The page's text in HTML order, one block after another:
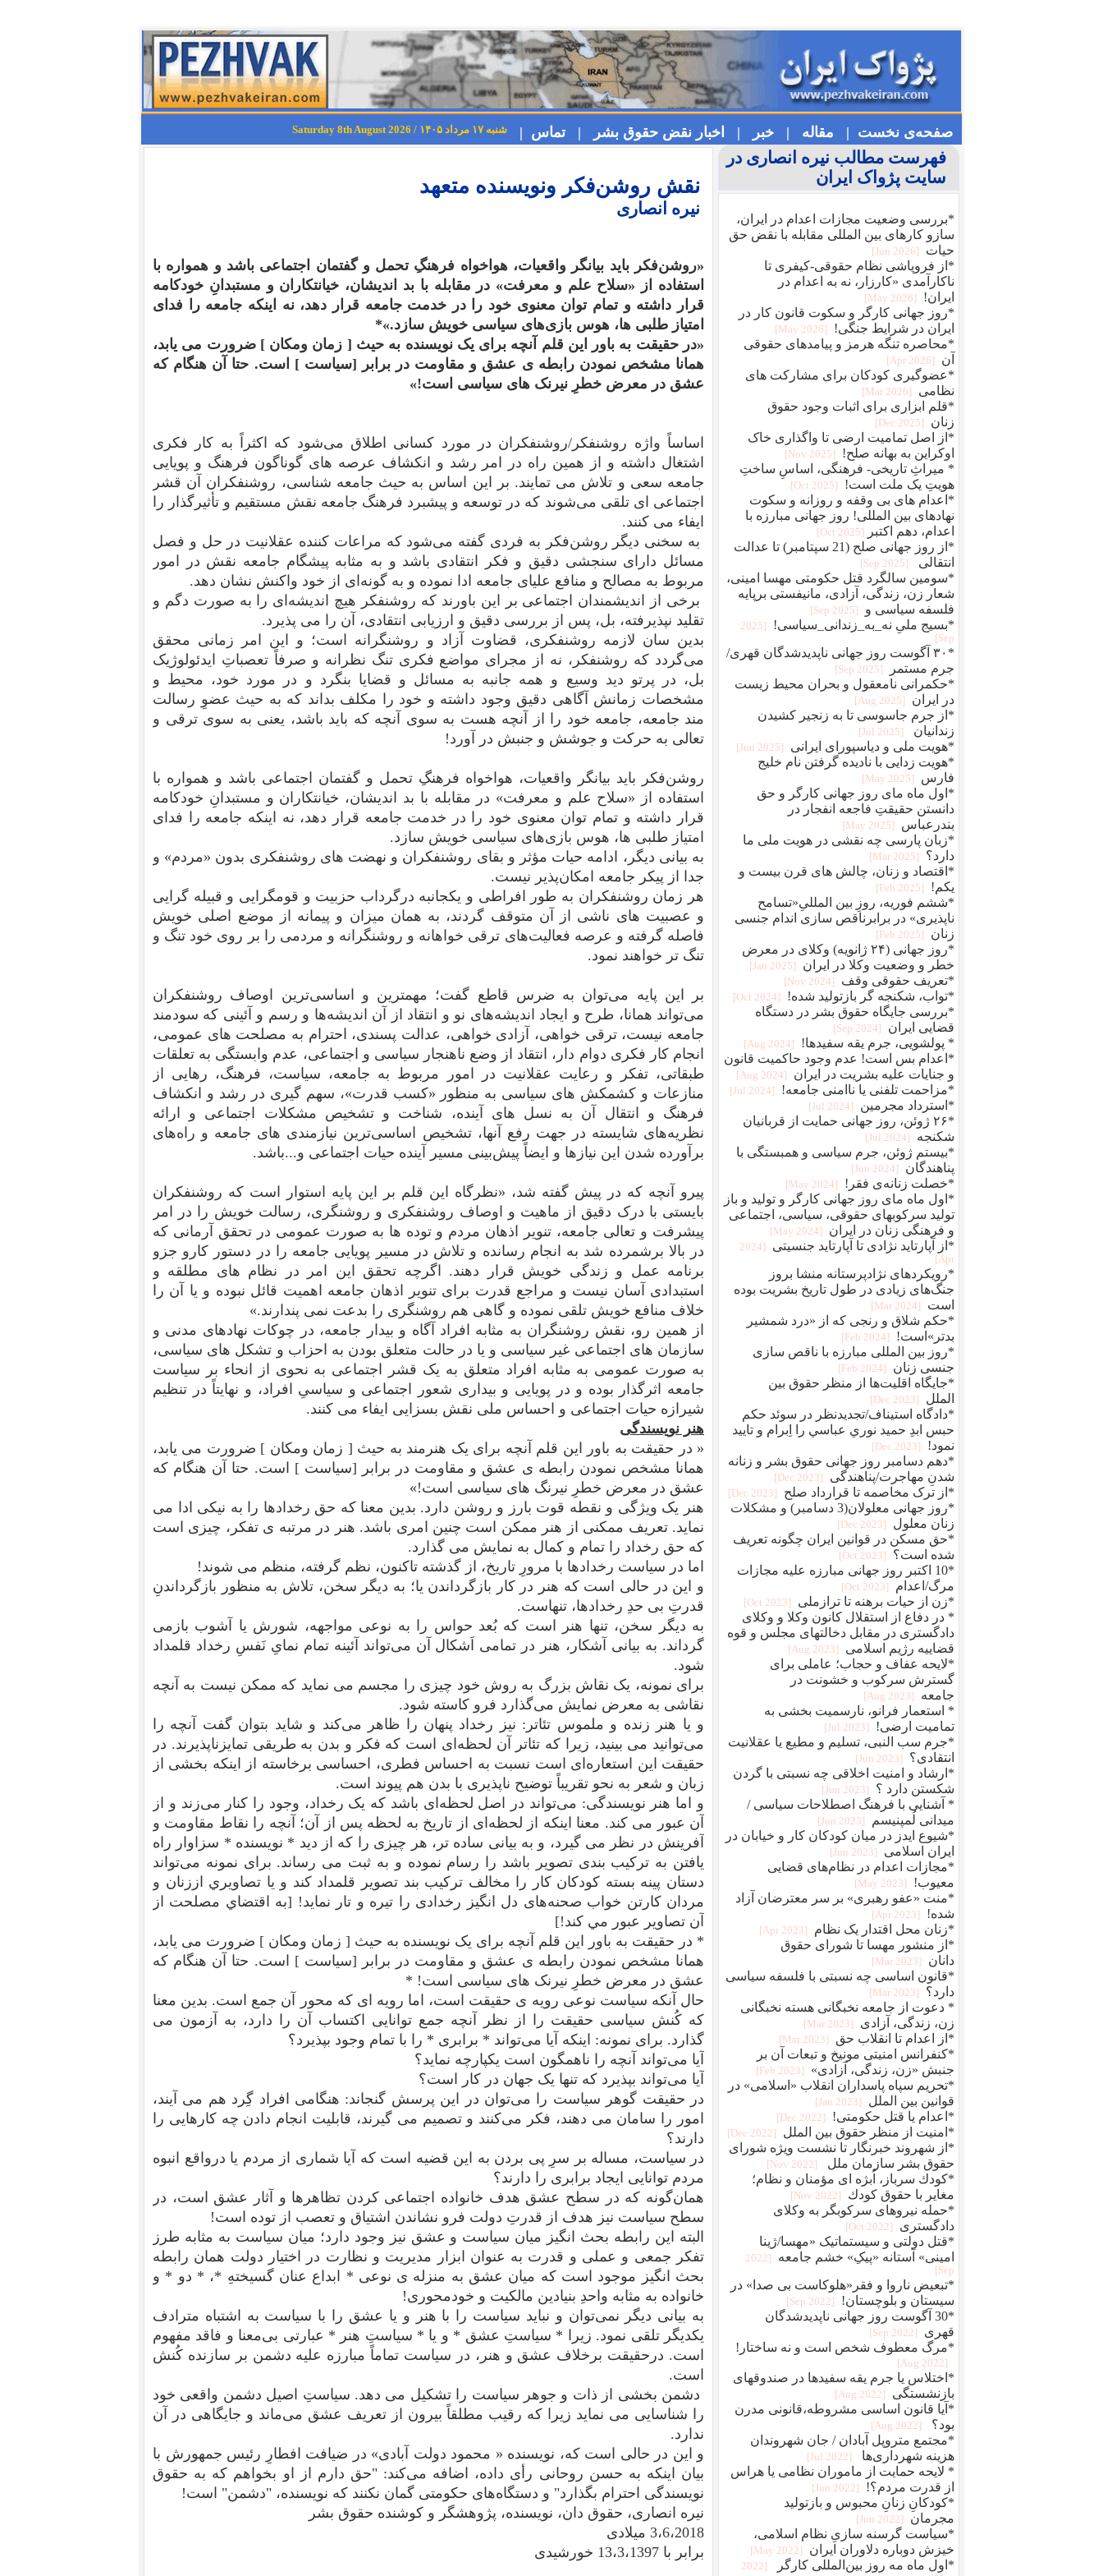
صفحه‌ی نخست | مقاله | خبر | اخبار نقض حقوق بشر | تماس | شنبه ۱۷ مرداد ۱۴۰۵ / Saturday 8th August 2026
نقش روشن‌فکر ونویسنده متعهد
نیره انصاری
«روشن‌فکر باید بیانگر واقعیات، هواخواه فرهنگِ تحمل و گفتمان اجتماعی باشد و همواره با
استفاده از «سلاح علم و معرفت» در مقابله با بد اندیشان، خیانتکاران و مستبدانِ خودکامه
قرار داشته و تمام توان معنوی خود را در خدمت جامعه قرار دهد، نه اینکه جامعه را فدای
امتیاز طلبی ها، هوس بازی‌های سیاسی خویش سازد.»*
«در حقیقت به باور این قلم آنچه برای یک نویسنده به حیث [ زمان ومکان]ضرورت می یابد،
همانا مشخص نمودن رابطه ی عشق و مقاومت در برابر [سیاست] است. حتا آن هنگام که
عشق در معرض خطرِ نیرنک های سیاسی است!»
اساساً واژه روشنفکر/روشنفکران در مورد کسانی اطلاق می‌شود که اکثراً به کار فکری
اشتغال داشته و از همین راه در امر رشد و انکشاف عرصه های گوناگون فرهنگ و پویایی
جامعه سعی و تلاش می تمایند. بر این اساس به حیث جامعه شناسی، روشنفکران آن قشر
اجتماعی ای تلقی می‌شوند که در توسعه و پیشبرد فرهنگ جامعه نقش مستقیم و تأثیرگذار را
ایفاء می کنند.
به سخنی دیگر روشن‌فکر به فردی گفته می‌شود که مراعات کننده عقلانیت در حل و فصل
مسائل دارای سنجشی دقیق و فکر انتقادی باشد و به مثابه پیشگام جامعه نقش در امور
مربوط به مصالح و منافع علیای جامعه ادا نموده و به گونه‌ای از خود واکنش نشان دهد.
برخی از اندیشمندان اجتماعی بر این باورند که روشنفکر هیچ اندیشه‌ای را به صورت دگم و
تقلید نپذیرفته، بل، پس از بررسی دقیق و ارزیابی انتقادی، آن را می پذیرد.
بدین سان لازمه روشنفکری، قضاوت آزاد و روشنگرانه است؛ و این امر زمانی محقق
می‌گردد که روشنفکر، نه از مجرای مواضع فکری تنگ نظرانه و صرفاً تعصباتِ ایدئولوژیک
بل، در پرتو دید وسیع و همه جانبه به مسائل و قضایا بنگرد و در مورد خود، محیط و
مشخصات زمانش آگاهی دقیق وجود داشته و خود را مکلف بداند که به حیث عضوِ رسالت
مند جامعه، جامعه خود را از آنچه هست به سوی آنچه که باید باشد، یعنی به سوی ترقی و
تعالی به حرکت و جوشش و جنبش در آورد!
روشن‌فکر باید بیانگر واقعیات، هواخواه فرهنگِ تحمل و گفتمان اجتماعی باشد و همواره با
استفاده از «سلاح علم و معرفت» در مقابله با بد اندیشان، خیانتکاران و مستبدانِ خودکامه
قرار داشته و تمام توان معنوی خود را در خدمت جامعه قرار دهد، نه اینکه جامعه را فدای
امتیاز طلبی ها، هوس بازی‌های سیاسی خویش سازد.
به بیانی دیگر، ادامه حیات مؤثر و بقای روشنفکران و نهضت های روشنفکری بدون «مردم» و
جدا از پیکر جامعه امکان‌پذیر نیست.
هر زمان روشنفکران به طور افراطی و یکجانبه درگرداب حزبیت و قومگرایی و قبیله گرایی
و عصبیت های ناشی از آن متوقف گردند، به همان میزان و پیمانه از موضع اصلی خویش
فاصله گرفته و عرصه فعالیت‌های ترقی خواهانه و روشنگرانه و مردمی را بر روی خود تنگ و
تنگ تر خواهند نمود.
بر این پایه می‌توان به ضرس قاطع گفت؛ مهمترین و اساسی‌ترین اوصاف روشنفکران
می‌تواند همانا، طرح و ایجاد اندیشه‌های نو و انتقاد از آن اندیشه‌ها و رسم و آئینی که سودمند
جامعه نیست، ترقی خواهی، آزادی خواهی، عدالت پسندی، احترام به مصلحت های عمومی،
انجام کار فکری دوام دار، انتقاد از وضع ناهنجار سیاسی و اجتماعی، عدم وابستگی به تعلقات
طبقاتی، تفکر و رعایت عقلانیت در امور مربوط به جامعه، سیاست، فرهنگ، رهایی از
منازعات و کشمکش های سیاسی به منظور «کسب قدرت»، سهم گیری در رشد و انکشاف
فرهنگ و انتقال آن به نسل های آینده، شناخت و تشخیص مشکلات اجتماعی و ارائه
نظریه‌های شایسته در جهت رفع آنها، تشخیص اساسی‌ترین نیازمندی های جامعه و راه‌های
برآورده شدن این نیازها و ایضاً پیش‌بینی مسیر آینده حیات اجتماعی و...باشد.
پیرو آنچه که در پیش گفته شد، «نظرگاه این قلم بر این پایه استوار است که روشنفکران
بایستی با درک دقیق از ماهیت و اوصاف روشنفکری و روشنگری، رسالت خویش را در امر
پیشرفت و تعالی جامعه، تنویر اذهان مردم و توده ها به صورت عمومی در تحقق آرمانی که
در بالا برشمرده شد به انجام رسانده و تلاش در مسیر پویایی جامعه را در دستور کارو جزو
برنامه عمل و زندگی خویش قرار دهند. اگرچه تحقق این امر در نظام های مطلقه و
استبدادی آسان نیست و مراجع قدرت برای تنویر اذهان جامعه اهمیت قائل نبوده و یا آن را
خلاف منافع خویش تلقی نموده و گاهی هم روشنگری را بدعت نمی پندارند.»
از همین رو، نقش روشنگران به مثابه افراد آگاه و بیدار جامعه، در چوکات نهادهای مدنی و
سازمان های اجتماعی غیر سیاسی و یا در حالت متعلق بودن به احزاب و تشکل های سیاسی،
به صورت عمومی به مثابه افراد متعلق به یک قشر اجتماعی به نحوی از انحاء بر سیاست
جامعه اثرگذار بوده و در پویایی و بیداری شعور اجتماعی و سیاسیِ افراد، و نهایتاً در تنظیم
شیرازه حیات اجتماعی و احساس ملی نقش بسزایی ایفاء می کنند.
هنر نویسندگی
« در حقیقت به باور این قلم آنچه برای یک هنرمند به حیث [ زمان ومکان ] ضرورت می یابد،
همانا مشخص نمودن رابطه ی عشق و مقاومت در برابر [سیاست ] است. حتا آن هنگام که
عشق در معرض خطرِ نیرنگ های سیاسی است!»
هنر یک ویژگی و نقطه قوت بارز و روشن دارد. بدین معنا که حق رخدادها را به نیکی ادا می
نماید. تعریف ممکنی از هنر ممکن است چنین امری باشد. هنر در مرتبه ی تفکر، چیزی است
که حق رخداد را تمام و کمال به نمایش می گذارد.
اما در سیاست رخدادها با مرورِ تاریخ، از گذشته تاکنون، نظم گرفته، منظم می شوند!
و این در حالی است که هنر در کار بازگرداندن یا؛ به دیگر سخن، تلاش به منظور بازگرداندنِ
قدرتِ بی حدِ رخدادها، تنهاست.
به دیگر سخن، تنها هنر است که بُعد حواس را به نوعی مواجهه، شورش یا آشوب بازمی
گرداند. به بیانی آشکار، هنر در تمامی اَشکال آن می‌تواند آئینه تمام نمایِ نَفسِ رخداد قلمداد
شود.
برای نمونه، یک نقاش بزرگ به روش خود چیزی را مجسم می نماید که ممکن نیست به آنچه
نقاشی به معرض نمایش می‌گذارد فرو کاسته شود.
و یا هنر زنده و ملموس تئاتر: نیز رخداد پنهان را ظاهر می‌کند و شاید بتوان گفت آنچه را
می‌توانید می بینید، زیرا که تئاتر آن لحظه‌ای است که فکر و بدن به طریقی تمایزناپذیرند. در
حقیقت این استعاره‌ای است نسبت به احساس فطری، احساسی برخاسته از اینکه بخشی از
زبان و شعر به نحو تقریباً توضیح ناپذیری با بدن هم پیوند است.
و اما هنر نویسندگی: می‌تواند در اصل لحظه‌ای باشد که یک رخداد، وجود را کنار می‌زند و از
آن عبور می کند. معنا اینکه از لحظه‌ای از تاریخ به لحظه پس از آن؛ آنچه را نقاط مقاومت و
آفرینش در نظر می گیرد، و به بیانی ساده تر، هر چیزی را که از دید * نویسنده * سزاوار راه
یافتن به ترکیب بندی تصویر باشد را رسام نموده و به ثبت می رساند. برای نمونه می‌تواند
دستان پینه بسته کودکان کار را مخالف ترکیب بند تصویر قلمداد کند و یا تصاويري اززنان و
مردان کارتن خواب صحنه‌های دل انگیز رخدادی را تیره و تار نماید! [به اقتضاي مصلحت از
آن تصاوير عبور مي كند!]
* در حقیقت به باور این قلم آنچه برای یک نویسنده به حیث [ زمان ومکان ] ضرورت می یابد،
همانا مشخص نمودن رابطه ی عشق و مقاومت در برابر [سیاست ] است. حتا آن هنگام که
عشق در معرض خطرِ نیرنک های سیاسی است! *
حال آنکه سیاست نوعی رویه ی حقیقت است، اما رویه ای که محور آن جمع است. بدین معنا
که کُنش سیاسی حقیقت را از نظر آنچه جمع توانایی اکتساب آن را دارد، به آزمون می
گذارد. برای نمونه: اینکه آیا می‌تواند * برابری * را با تمام وجود بپذیرد؟
آیا می‌تواند آنچه را ناهمگون است یکپارچه نماید؟
آیا می‌تواند بپذیرد که تنها یک جهان در کار است؟
در حقیقت گوهر سیاست را می‌توان در این پرسش گنجاند: هنگامی افراد گِرد هم می آیند،
امور را سامان می دهند، فکر می‌کنند و تصمیم می گیرند، قابلیت انجام دادن چه کارهایی را
دارند؟
در سیاست، مساله بر سرِ پی بردن به این قضیه است که آیا شماری از مردم یا در‌واقع انبوه
مردم توانایی ایجاد برابری را دارند؟
همان‌گونه که در سطح عشق هدف خانواده اجتماعی کردن تظاهرها و آثار عشق است، در
سطح سیاست نیز هدف از قدرتِ دولت فرو نشاندن اشتیاق و تعصب از توده است!
البته این رابطه بحث انگیز میان سیاست و عشق نیز وجود دارد؛ میان سیاست به مثابه طرز
تفکر جمعی و عملی و قدرت به عنوان ابزار مدیریت و نظارت در اختیار دولت همان رابطه
بحث انگیز موجود است که میان عشق به منزله ی نوعی * ابداع عنان گسیختهِ *، * دو * و
خانواده به مثابه واحدِ بنیادین مالکیت و خودمحوری!
به بیانی دیگر نمی‌توان و نباید سیاست را با هنر و یا عشق را با سیاست به اشتباه مترادف
یکدیگر تلقی نمود. زیرا * سیاستِ عشق * و یا * سیاستِ هنر * عبارتی بی‌معنا و فاقد مفهوم
است. در‌حقیقت برخلاف عشق و هنر، در سیاست تماماً مبارزه علیه دشمن بر سازنده کُنش
است.
دشمن بخشی از ذات و جوهر سیاست را تشکیل می دهد. سیاستِ اصیل دشمن واقعی خود
را شناسایی می نماید زیرا که رقیب مطلقاً بیرون از تعریف عشق می‌ماند و جایگاهی در آن
ندارد.
و این در حالی است که، نویسنده « محمود دولت آبادی» در ضیافت افطارِ رئیس جمهورش با
بیان اینکه به حسن روحانی رأی داده، اضافه می‌کند: "حق دارم از او بخواهم که به حقوق
نویسندگی احترام بگذارد" و دستگاه‌های حکومتی گمان نکنند که نویسنده، "دشمن" است!
نیره انصاری، حقوق دان، نویسنده، پژوهشگر و کوشنده حقوق بشر
3،6،2018 میلادی
برابر با 13،3،1397 خورشیدی
فهرست مطالب نیره انصاری در
سایت پژواک ایران
*بررسی وضعیت مجازات اعدام در ایران،
سازو کارهای بین المللی مقابله با نقض حق
حیات
[2026 Jun]
*از فروپاشی نظام حقوقی-کیفری تا
ناکارآمدی «کارزار، نه به اعدام در
ایران!
[2026 May]
*روز جهانی کارگر و سکوت قانون کار در
ایران در شرایط جنگی!
[2026 May]
*محاصره تنگه هرمز و پیامدهای حقوقی
آن
[2026 Apr]
*عضوگیری کودکان برای مشارکت های
نظامی
[2026 Mar]
*قلم ابزاری برای اثبات وجود حقوق
زنان
[2025 Dec]
*از اصل تمامیت ارضی تا واگذاری خاک
اوکراین به بهانه صلح!
[2025 Nov]
* میراثِ تاریخی- فرهنگی، اساسِ ساختِ
هویتِ یک ملت است!
[2025 Oct]
*اعدام های بی وقفه و روزانه و سکوت
نهادهای بین المللی! روز جهانی مبارزه با
اعدام، دهم اکتبر
[2025 Oct]
*از روز جهانی صلح (21 سپتامبر) تا عدالت
انتقالی
[2025 Sep]
*سومین سالگرد قتل حکومتی مهسا امینی،
شعار زن، زندگی، آزادی، مانیفستی برپایه
فلسفه سیاسی و
[2025 Sep]
*بسیج ملیِ نه_به_زندانی_سیاسی!
[2025
Sep]
*۳۰ آگوست روز جهانی ناپدیدشدگان قهری/
جرم مستمر
[2025 Sep]
*حکمرانی نامعقول و بحران محیط زیست
در ایران
[2025 Aug]
*از جرم جاسوسی تا به زنجیر کشیدن
زندانیان
[2025 Jul]
*هویت ملی و دیاسپورای ایرانی [2025 Jun]
*هویت زدایی با نادیده گرفتن نام خلیج
فارس
[2025 May]
*اول ماه مای روز جهانی کارگر و حق
دانستن حقیقتِ فاجعه انفجار در
بندرعباس
[2025 May]
*زبان پارسی چه نقشی در هویت ملی ما
دارد؟
[2025 Mar]
*اقتصاد و زنان، چالش های قرن بیست و
یکم!
[2025 Feb]
*ششم فوریه، روزِ بین المللیِ«تسامح
ناپذیری» در برابرناقص سازی اندام جنسی
زنان
[2025 Feb]
*روز جهانی (۲۴ ژانویه) وکلای در معرض
خطر و وضعیت وکلا در ایران
[2025 Jan]
*تعریف حقوقی وقف [2024 Nov]
*تواب، شکنجه گر بازتولید شده! [2024 Oct]
*بررسی جایگاه حقوق بشر در دستگاه
قضایی ایران
[2024 Sep]
* پولشویی، جرم یقه سفیدها! [2024 Aug]
*اعدام بس است! عدم وجود حاکمیت قانون
و جنایات علیه بشریت در ایران
[2024 Aug]
*مزاحمت تلفنی یا ناامنی جامعه! [2024 Jul]
*استرداد مجرمین [2024 Jul]
*۲۶ ژوئن، روز جهانی حمایت از قربانیان
شکنجه
[2024 Jul]
*بیستم ژوئن، جرم سیاسی و همبستگی با
پناهندگان
[2024 Jun]
*خصلت زنانه‌ی فقر! [2024 May]
*اول ماه مای روز جهانی کارگر و تولید و باز
تولید سرکوبهای حقوقی، سیاسی، اجتماعی
و فرهنگی زنان در ایران
[2024 May]
*از آپارتاید نژادی تا آپارتاید جنسیتی
[2024
Apr]
*رویکردهای نژادپرستانه منشا بروز
جنگ‌های زیادی در طول تاریخ بشریت بوده
است
[2024 Mar]
*حکم شلاق و رنجی که از «درد شمشیر
بدتر»است!
[2024 Feb]
*روز بین المللی مبارزه با ناقص سازی
جنسی زنان
[2024 Feb]
*جایگاه اقلیت‌ها از منظر حقوق بین
الملل
[2023 Dec]
*دادگاه استیناف/تجديدنظر در سوئد حكم
حبس ابدِ حميد نوري عباسي را اِبرام و تاييد
نمود!
[2023 Dec]
*دهم دسامبر روز جهانی حقوق بشر و زنانه
شدنِ مهاجرت/پناهندگی
[2023 Dec]
*از ترک مخاصمه تا قرارداد صلح [2023 Dec]
*روز جهانی معلولان(3 دسامبر) و مشکلات
زنان معلول
[2023 Dec]
*حق مسکن در قوانین ایران چگونه تعریف
شده است؟
[2023 Oct]
*10 اکتبر روز جهانی مبارزه علیه مجازات
مرگ/اعدام
[2023 Oct]
*زن از حیات برهنه تا ترازملی [2023 Oct]
* در دفاع از استقلال کانون وکلا و وکلای
دادگستری در مقابل دخالتهای مجلس و قوه
قضاییه رژیم اسلامی
[2023 Aug]
*لايحه عفاف و حجاب؛ عاملى براى
گسترش سركوب و خشونت در
جامعه
[2023 Aug]
* استعمار فرانو، نارسمیت بخشی به
تمامیت ارضی!
[2023 Jul]
*جرم سب النبی، تسلیم و مطیع یا عقلانیت
انتقادی؟
[2023 Jun]
*ارشاد و امنیت اخلاقی چه نسبتی با گردن
شکستن دارد ؟
[2023 Jun]
* آشنایی با فرهنگ اصطلاحات سیاسی /
میدانی لُمپنیسم
[2023 Jun]
*شیوع ایدز در میان کودکان کار و خیابان در
ایران اسلامی
[2023 Jun]
*مجازات اعدام در نظام‌های قضایی
معیوب!
[2023 May]
*منت «عفو رهبری» بر سر معترضان آزاد
شده!
[2023 Apr]
*زنان محل اقتدار یک نظام [2023 Apr]
*از منشور مهسا تا شورای حقوق
دانان
[2023 Mar]
*قانون اساسی چه نسبتی با فلسفه سیاسی
دارد؟
[2023 Mar]
* دعوت از جامعه نخبگانی هسته نخبگانی
زن، زندگی، آزادی
[2023 Mar]
*از اعدام تا انقلاب حق [2023 Mar]
*کنفرانس امنیتی مونیخ و تبعات آن بر
جنبش «زن، زندگی، آزادی»
[2023 Feb]
*تحریم سپاه پاسداران انقلاب «اسلامی» در
قوانین بین الملل
[2023 Jan]
*اعدام یا قتل حکومتی! [2022 Dec]
*امنیت از منظر حقوق بین الملل [2022 Dec]
*از شهروند خبرنگار تا نشست ویژه شورای
حقوق بشر سازمان ملل
[2022 Nov]
*كودك سرباز، اُبژه اى مؤمنان و نظام؛
مغاير با حقوق كودك
[2022 Nov]
*حمله نیروهای سرکوبگر به وکلای
دادگستری
[2022 Oct]
*قتل دولتی و سیستماتیک «مهسا/ژینا
امینی» آستانه «پیکِ» خشم جامعه
[2022
Sep]
*تبعیض ناروا و فقر«هلوکاست بی صدا» در
سیستان و بلوچستان!
[2022 Sep]
*30 آگوست روز جهانی ناپدیدشدگان
قهری
[2022 Sep]
*مرگ معطوف شخص است و نه ساختار!
[2022 Aug]
*اختلاس یا جرم یقه سفیدها در صندوقهای
بازنشستگی
[2022 Aug]
*آیا قانون اساسی مشروطه،قانونی مدرن
بود؟
[2022 Aug]
*مجتمع متروپل آبادان / جان شهروندان
هزینه شهرداری‌ها
[2022 Jul]
* لایحه حمایت از ماموران نظامی یا هراس
از قدرت مردم؟!
[2022 Jun]
*کودکانِ زنانِ محبوس و بازتولید
مجرمان
[2022 Jun]
*سیاست گرسنه سازیِ نظام اسلامی،
خیزش دوباره دلاوران ایران
[2022 May]
*اول ماه مه روز بین‌المللی کارگر
[2022